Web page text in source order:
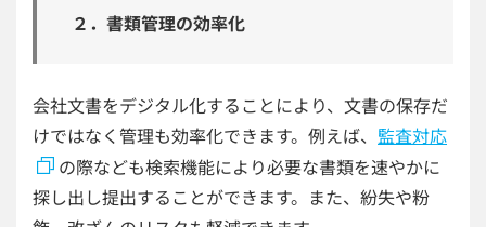
２．書類管理の効率化
会社文書をデジタル化することにより、文書の保存だ
けではなく管理も効率化できます。例えば、 監査対応
の際なども検索機能により必要な書類を速やかに
探し出し提出することができます。また、紛失や粉